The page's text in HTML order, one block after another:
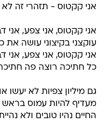
אני קקטוס - תזהרי זה לא
אני קקטוס, אני צפע, אני
עוקצני בקיצוני עושה
אני קקטוס, אני צפע, אני
כל חתיכה רוצה פה
גם מיליון צפיות לא יעשו
מעדיף להיות עמוס
החיים נהיו טובים ולא